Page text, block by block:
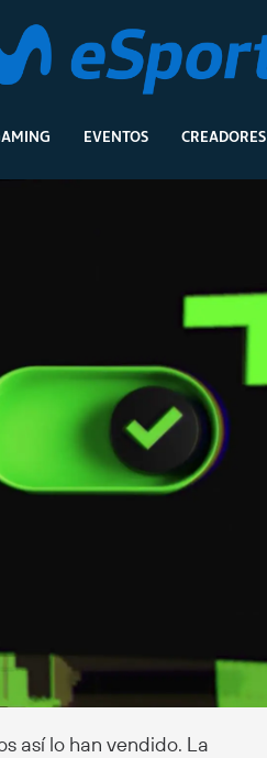
EVENTOS CREADORES
así lo han vendido. La